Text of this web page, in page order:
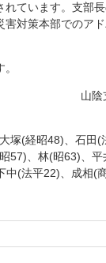
ています。支部
対策本部でのア
山
塚(経昭48)、石田
57)、林(昭63)、
中(法平22)、成相(